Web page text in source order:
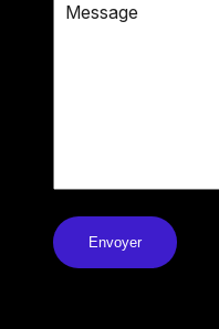
Message